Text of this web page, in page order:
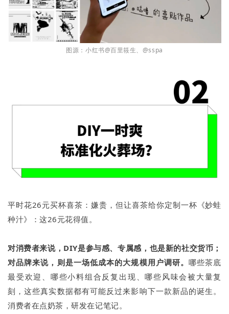
图源：小红书@百里筱生、@sspa
平时花26元买杯喜茶：嫌贵，但让喜茶给你定制一杯《妙蛙
种汁》：这26元花得值。
对消费者来说，DIY是参与感、专属感，也是新的社交货币；
对品牌来说，则是一场低成本的大规模用户调研。哪些茶底
最受欢迎、哪些小料组合反复出现、哪些风味会被大量复
刻，这些真实数据都有可能反过来影响下一款新品的诞生。
消费者在点奶茶，研发在记笔记。